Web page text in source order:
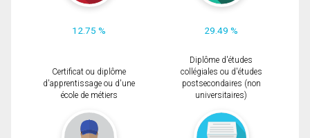
12.75 % 29.49 %
Certificat ou diplôme
d'apprentissage ou d'une
école de métiers
Diplôme d'études
collégiales ou d'études
postsecondaires (non
universitaires)